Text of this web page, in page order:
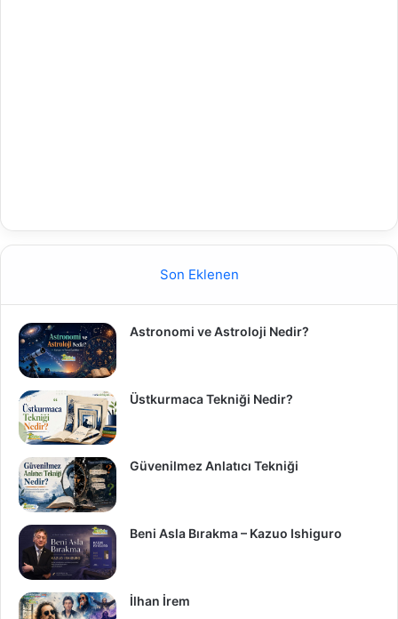
Son Eklenen
Astronomi ve Astroloji Nedir?
Üstkurmaca Tekniği Nedir?
Güvenilmez Anlatıcı Tekniği
Beni Asla Bırakma – Kazuo Ishiguro
İlhan İrem